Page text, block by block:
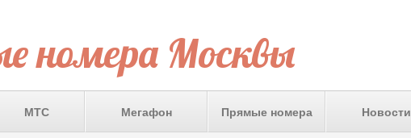
номера Москвы
МТС Мегафон Прямые номера Новости